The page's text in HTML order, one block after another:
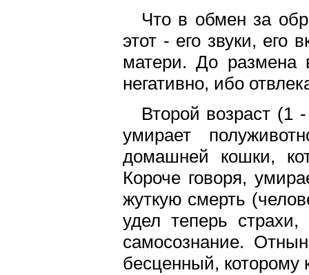
Что в обмен за
этот - его звуки, его
матери. До размена
негативно, ибо
Второй возраст (1
умирает
домашней кошки,
Короче говоря,
жуткую смерть
удел теперь
самосознание.
бесценный, которому